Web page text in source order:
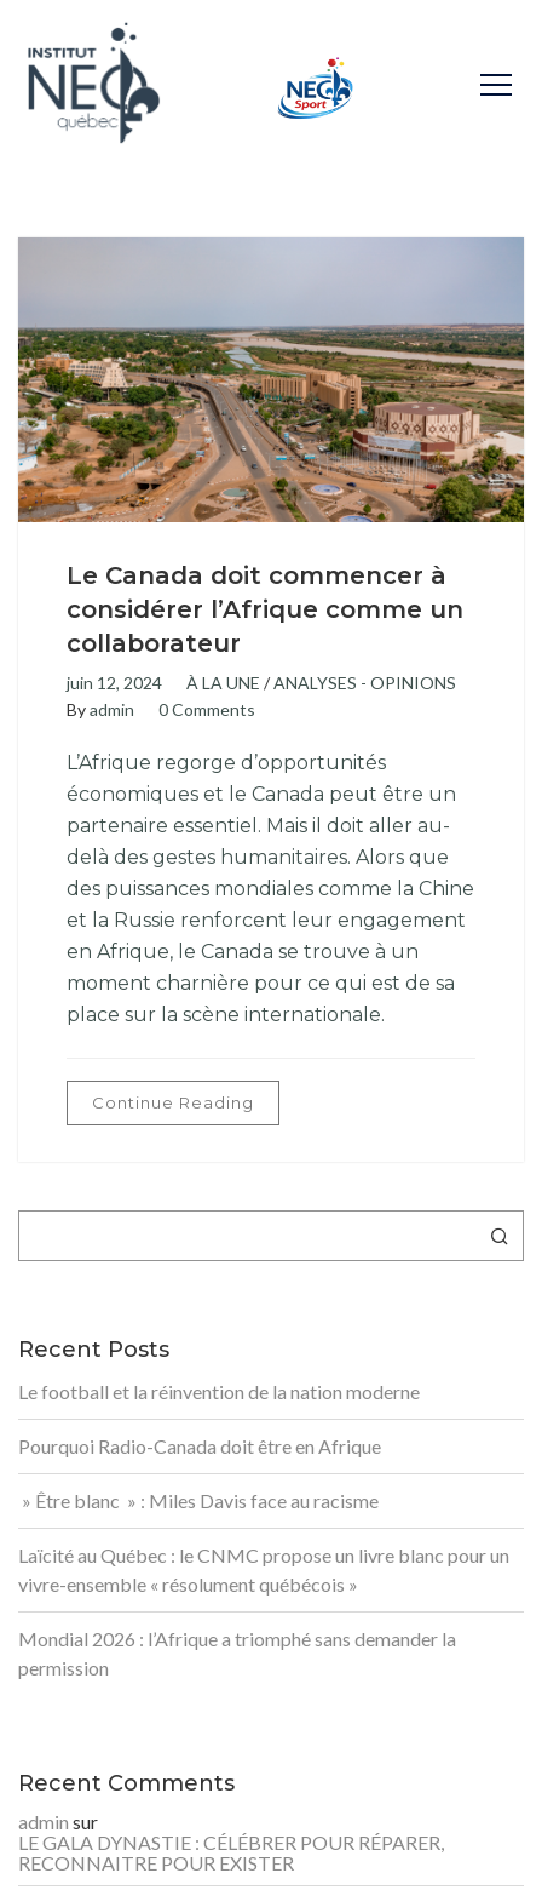
Le Canada doit commencer à
considérer l’Afrique comme un
collaborateur
juin 12, 2024 À LA UNE /ANALYSES - OPINIONS
Byadmin 0 Comments
L’Afrique regorge d’opportunités
économiques et le Canada peut être un
partenaire essentiel. Mais il doit aller au-
delà des gestes humanitaires. Alors que
des puissances mondiales comme la Chine
et la Russie renforcent leur engagement
en Afrique, le Canada se trouve à un
moment charnière pour ce qui est de sa
place sur la scène internationale.
Continue Reading
Recent Posts
Le football et la réinvention de la nation moderne
Pourquoi Radio-Canada doit être en Afrique
» Être blanc » : Miles Davis face au racisme
Laïcité au Québec : le CNMC propose un livre blanc pour un
vivre-ensemble « résolument québécois »
Mondial 2026 : l’Afrique a triomphé sans demander la
permission
Recent Comments
admin sur
LE GALA DYNASTIE : CÉLÉBRER POUR RÉPARER,
RECONNAITRE POUR EXISTER